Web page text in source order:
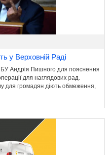
у Верховній Раді
Андрія Пишного для пояснення
для наглядових рад.
для громадян діють обмеження,